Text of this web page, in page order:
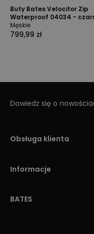
Buty Bates Velocitor Zip
Waterproof 04034 -
Męskie
799,99 zł
Dowiedz się o
Obsługa klienta
Informacje
BATES